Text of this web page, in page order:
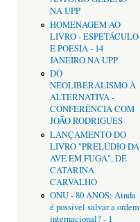
NA UPP
HOMENAGEM AO
LIVRO - ESPETÁCULO
E POESIA - 14
JANEIRO NA UPP
DO
NEOLIBERALISMO À
ALTERNATIVA -
CONFERÊNCIA COM
JOÃO RODRIGUES
LANÇAMENTO DO
LIVRO "PRELÚDIO DA
AVE EM FUGA", DE
CATARINA
CARVALHO
ONU - 80 ANOS: Ainda
é possível salvar a ordem
internacional? - 1